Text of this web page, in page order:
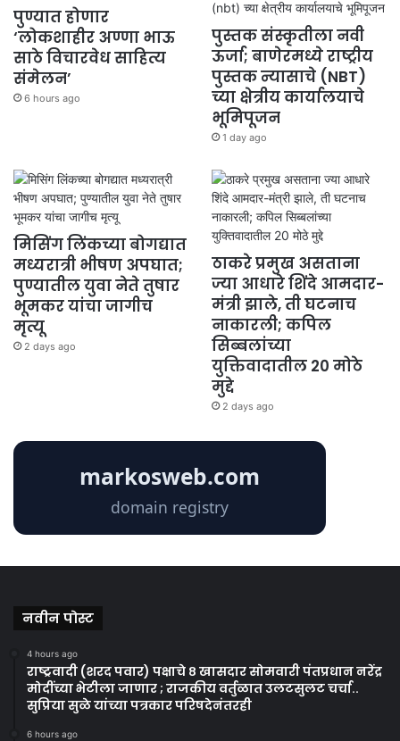
पुण्यात होणार
‘लोकशाहीर अण्णा भाऊ
साठे विचारवेध साहित्य
संमेलन’
6 hours ago
पुस्तक संस्कृतीला नवी
ऊर्जा; बाणेरमध्ये राष्ट्रीय
पुस्तक न्यासाचे (NBT)
च्या क्षेत्रीय कार्यालयाचे
भूमिपूजन
1 day ago
मिसिंग लिंकच्या बोगद्यात
मध्यरात्री भीषण अपघात;
पुण्यातील युवा नेते तुषार
भूमकर यांचा जागीच
मृत्यू
2 days ago
ठाकरे प्रमुख असताना
ज्या आधारे शिंदे आमदार-
मंत्री झाले, ती घटनाच
नाकारली; कपिल
सिब्बलांच्या
युक्तिवादातील 20 मोठे
मुद्दे
2 days ago
नवीन पोस्ट
4 hours ago
राष्ट्रवादी (शरद पवार) पक्षाचे ८ खासदार सोमवारी पंतप्रधान नरेंद्र
मोदींच्या भेटीला जाणार ; राजकीय वर्तुळात उलटसुलट चर्चा..
सुप्रिया सुळे यांच्या पत्रकार परिषदेनंतरही
6 hours ago